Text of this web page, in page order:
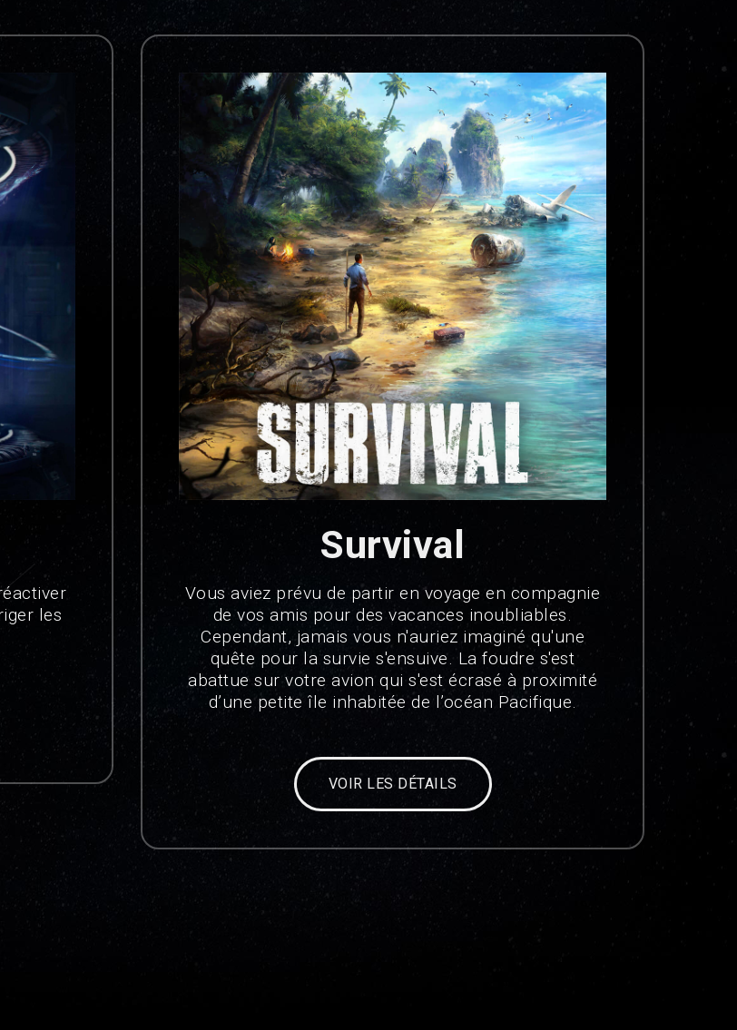
les
Survival
Vous aviez prévu de partir en voyage en compagnie
de vos amis pour des vacances inoubliables.
Cependant, jamais vous n'auriez imaginé qu'une
quête pour la survie s'ensuive. La foudre s'est
abattue sur votre avion qui s'est écrasé à proximité
d’une petite île inhabitée de l’océan Pacifique.
VOIR LES DÉTAILS